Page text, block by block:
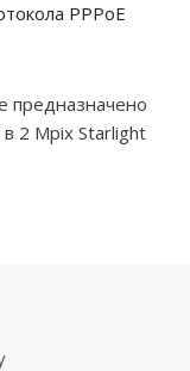
PPPoE
предназначено
2 Mpix Starlight